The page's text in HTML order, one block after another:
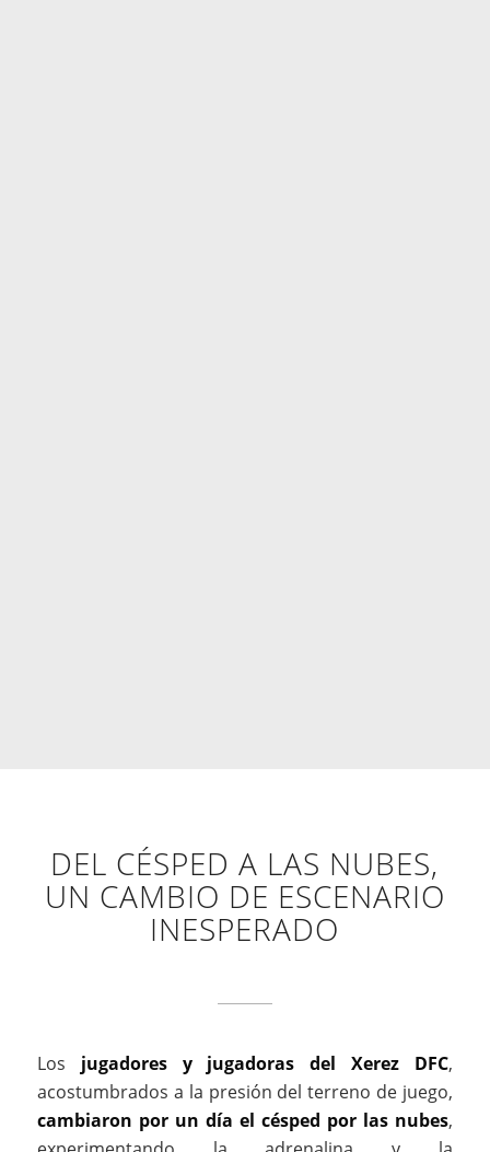
DEL CÉSPED A LAS NUBES,
UN CAMBIO DE ESCENARIO
INESPERADO
Los jugadores y jugadoras del Xerez DFC,
acostumbrados a la presión del terreno de juego,
cambiaron por un día el césped por las nubes,